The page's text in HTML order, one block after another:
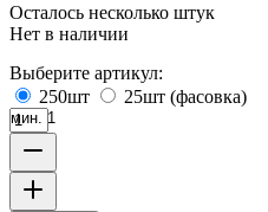
Осталось несколько штук
Нет в наличии
Выберите артикул:
250шт
25шт (фасовка)
мин. 1